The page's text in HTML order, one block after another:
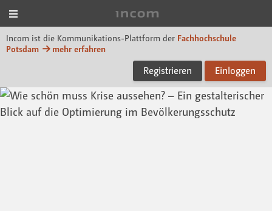
Incom ist die Kommunikations-Plattform der Fachhochschule
Potsdam
mehr erfahren
Registrieren Einloggen